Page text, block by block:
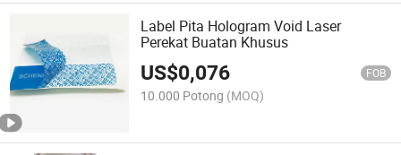
Label Pita Hologram Void Laser
Perekat Buatan Khusus
US$0,076 FOB
10.000 Potong (MOQ)